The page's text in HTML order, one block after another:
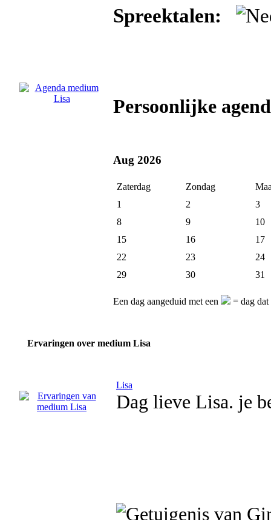
Spreektalen:
Persoonlijke
Aug 2026
Zaterdag Zondag
1
2
3
8
9
10
15
16
17
22
23
24
29
30 31
Een dag aangeduid met een = dag
Ervaringen over medium Lisa
Lisa
Dag lieve Lisa. je